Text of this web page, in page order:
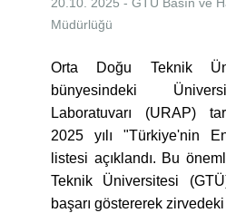
20.10. 2025 - GTÜ Basın ve
Müdürlüğü
Orta Doğu Teknik
bünyesindeki
Laboratuvarı (URAP)
2025 yılı "Türkiye'nin
listesi açıklandı. Bu
Teknik Üniversitesi
başarı göstererek